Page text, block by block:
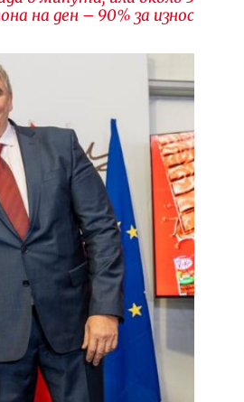
на ден – 90% за износ